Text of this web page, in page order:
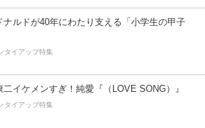
ナルドが40年にわたり支える「小学生の甲子
タイアップ特集
二イケメンすぎ！純愛『（LOVE SONG）』
タイアップ特集